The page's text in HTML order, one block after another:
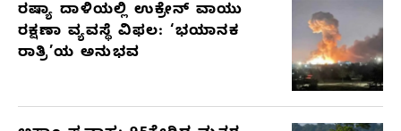
ರಷ್ಯಾ ದಾಳಿಯಲ್ಲಿ ಉಕ್ರೇನ್ ವಾಯು
ರಕ್ಷಣಾ ವ್ಯವಸ್ಥೆ ವಿಫಲ: ‘ಭಯಾನಕ
ರಾತ್ರಿ’ಯ ಅನುಭವ